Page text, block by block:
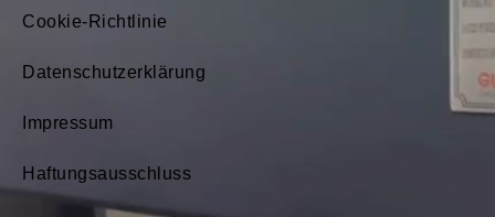
Cookie-Richtlinie
Datenschutzerklärung
Impressum
Haftungsausschluss